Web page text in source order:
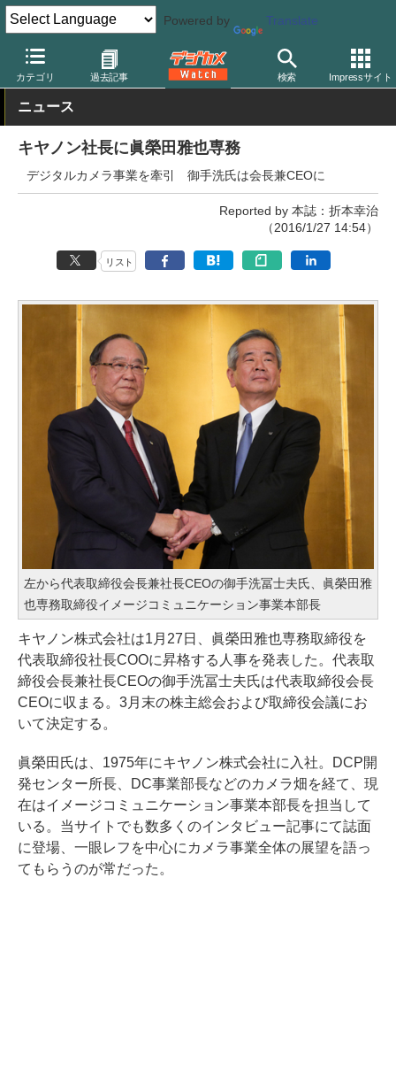
Powered by Translate
カテゴリ 過去記事 検索 Impressサイト
デジカメ Watch 業界動向 企業
ニュース
キヤノン社長に眞榮田雅也専務
デジタルカメラ事業を牽引 御手洗氏は会長兼CEOに
Reported by 本誌：折本幸治
（2016/1/27 14:54）
リスト
左から代表取締役会長兼社長CEOの御手洗冨士夫氏、眞榮田雅
也専務取締役イメージコミュニケーション事業本部長
キヤノン株式会社は1月27日、眞榮田雅也専務取締役を
代表取締役社長COOに昇格する人事を発表した。代表取
締役会長兼社長CEOの御手洗冨士夫氏は代表取締役会長
CEOに収まる。3月末の株主総会および取締役会議にお
いて決定する。
眞榮田氏は、1975年にキヤノン株式会社に入社。DCP開
発センター所長、DC事業部長などのカメラ畑を経て、現
在はイメージコミュニケーション事業本部長を担当して
いる。当サイトでも数多くのインタビュー記事にて誌面
に登場、一眼レフを中心にカメラ事業全体の展望を語っ
てもらうのが常だった。